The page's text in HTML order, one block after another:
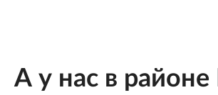
А у нас в